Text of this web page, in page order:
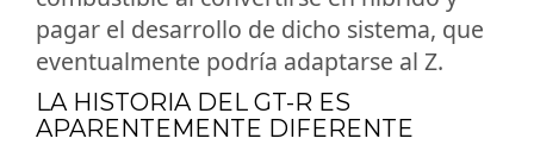
pagar el desarrollo de dicho sistema, que
eventualmente podría adaptarse al Z.
LA HISTORIA DEL GT-R ES
APARENTEMENTE DIFERENTE